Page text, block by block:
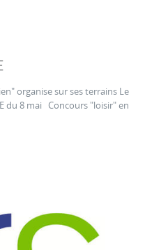
organise sur ses terrains Le
du 8 mai Concours "loisir" en